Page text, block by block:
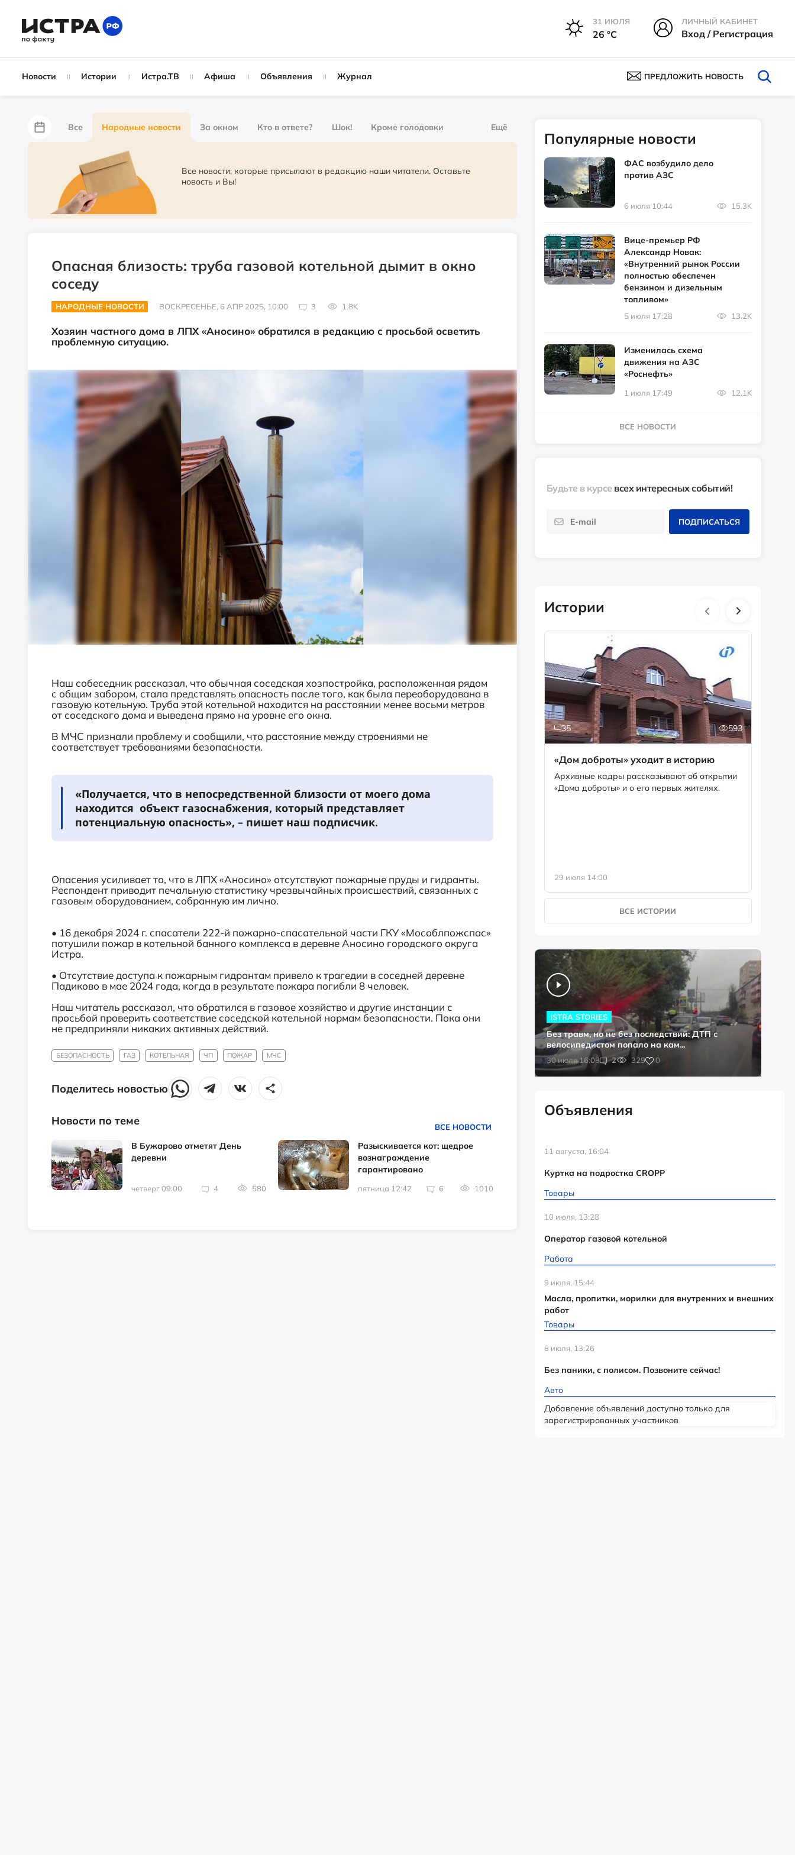
31 ИЮЛЯ
26 °С
ЛИЧНЫЙ КАБИНЕТ
Вход / Регистрация
Новости Истории Истра.ТВ Афиша Объявления Журнал ПРЕДЛОЖИТЬ НОВОСТЬ
Все Народные новости За окном Кто в ответе? Шок! Кроме голодовки
Лайфхаки За забором
Партнёрский материал Слухи
Ещё
Все новости, которые присылают в редакцию наши читатели. Оставьте
новость и Вы!
Опасная близость: труба газовой котельной дымит в окно
соседу
НАРОДНЫЕ НОВОСТИ ВОСКРЕСЕНЬЕ, 6 АПР 2025, 10:00 3 1.8K
Хозяин частного дома в ЛПХ «Аносино» обратился в редакцию с просьбой осветить
проблемную ситуацию.
Наш собеседник рассказал, что обычная соседская хозпостройка, расположенная рядом
с общим забором, стала представлять опасность после того, как была переоборудована в
газовую котельную. Труба этой котельной находится на расстоянии менее восьми метров
от соседского дома и выведена прямо на уровне его окна.
В МЧС признали проблему и сообщили, что расстояние между строениями не
соответствует требованиями безопасности.
«Получается, что в непосредственной близости от моего дома
находится объект газоснабжения, который представляет
потенциальную опасность», – пишет наш подписчик.
Опасения усиливает то, что в ЛПХ «Аносино» отсутствуют пожарные пруды и гидранты.
Респондент приводит печальную статистику чрезвычайных происшествий, связанных с
газовым оборудованием, собранную им лично.
• 16 декабря 2024 г. спасатели 222-й пожарно-спасательной части ГКУ «Мособлпожспас»
потушили пожар в котельной банного комплекса в деревне Аносино городского округа
Истра.
• Отсутствие доступа к пожарным гидрантам привело к трагедии в соседней деревне
Падиково в мае 2024 года, когда в результате пожара погибли 8 человек.
Наш читатель рассказал, что обратился в газовое хозяйство и другие инстанции с
просьбой проверить соответствие соседской котельной нормам безопасности. Пока они
не предприняли никаких активных действий.
БЕЗОПАСНОСТЬ ГАЗ КОТЕЛЬНАЯ ЧП ПОЖАР МЧС
Поделитесь новостью
Новости по теме ВСЕ НОВОСТИ
В Бужарово отметят День
деревни
четверг 09:00 4 580
Разыскивается кот: щедрое
вознаграждение
гарантировано
пятница 12:42 6 1010
Популярные новости
ФАС возбудило дело
против АЗС
6 июля 10:44 15.3K
Вице-премьер РФ
Александр Новак:
«Внутренний рынок России
полностью обеспечен
бензином и дизельным
топливом»
5 июля 17:28 13.2K
Изменилась схема
движения на АЗС
«Роснефть»
1 июля 17:49 12.1K
ВСЕ НОВОСТИ
Будьте в курсе всех интересных событий!
ПОДПИСАТЬСЯ
Истории
35 593
«Дом доброты» уходит в историю
Архивные кадры рассказывают об открытии
«Дома доброты» и о его первых жителях.
29 июля 14:00
ВСЕ ИСТОРИИ
30 июля 16:08 2 329 0
ISTRA STORIES
Без травм, но не без последствий: ДТП с
велосипедистом попало на кам...
Объявления
11 августа, 16:04
Куртка на подростка CROPP
Товары
10 июля, 13:28
Оператор газовой котельной
Работа
9 июля, 15:44
Масла, пропитки, морилки для внутренних и внешних
работ
Товары
8 июля, 13:26
Без паники, с полисом. Позвоните сейчас!
Авто
Добавление объявлений доступно только для
зарегистрированных участников